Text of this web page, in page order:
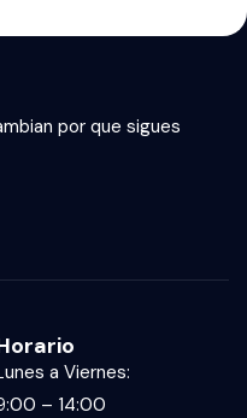
por que sigues
a Viernes:
– 14:00